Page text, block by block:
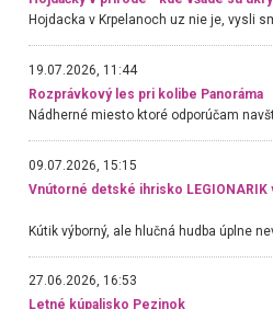
19.07.2026, 11:44
Rozprávkový les pri kolibe Panoráma
09.07.2026, 15:15
Vnútorné detské ihrisko LEGIONARIK
27.06.2026, 16:53
Letné kúpalisko Pezinok